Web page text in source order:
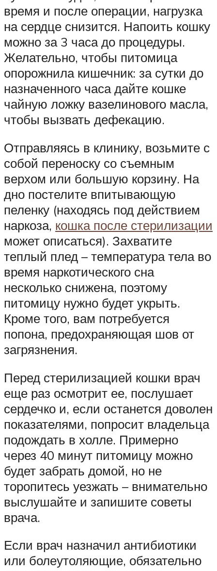
время и после операции, нагрузка
на сердце снизится. Напоить кошку
можно за 3 часа до процедуры.
Желательно, чтобы питомица
опорожнила кишечник: за сутки до
назначенного часа дайте кошке
чайную ложку вазелинового масла,
чтобы вызвать дефекацию.
Отправляясь в клинику, возьмите с
собой переноску со съемным
верхом или большую корзину. На
дно постелите впитывающую
пеленку (находясь под действием
наркоза, кошка после стерилизации
может описаться). Захватите
теплый плед – температура тела во
время наркотического сна
несколько снижена, поэтому
питомицу нужно будет укрыть.
Кроме того, вам потребуется
попона, предохраняющая шов от
загрязнения.
Перед стерилизацией кошки врач
еще раз осмотрит ее, послушает
сердечко и, если останется доволен
показателями, попросит владельца
подождать в холле. Примерно
через 40 минут питомицу можно
будет забрать домой, но не
торопитесь уезжать – внимательно
выслушайте и запишите советы
врача.
Если врач назначил антибиотики
или болеутоляющие, обязательно